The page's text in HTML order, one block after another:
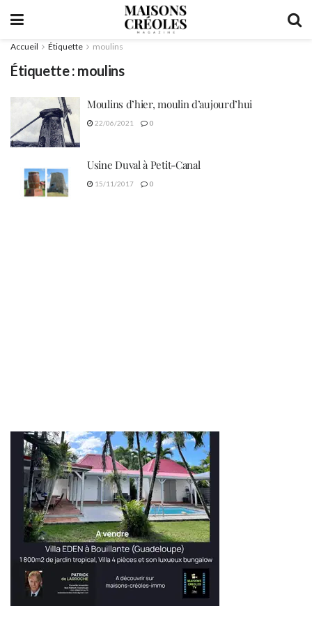
Accueil Étiquette moulins
Étiquette : moulins
Moulins d’hier, moulin d’aujourd’hui
22/06/2021 0
Usine Duval à Petit-Canal
15/11/2017 0